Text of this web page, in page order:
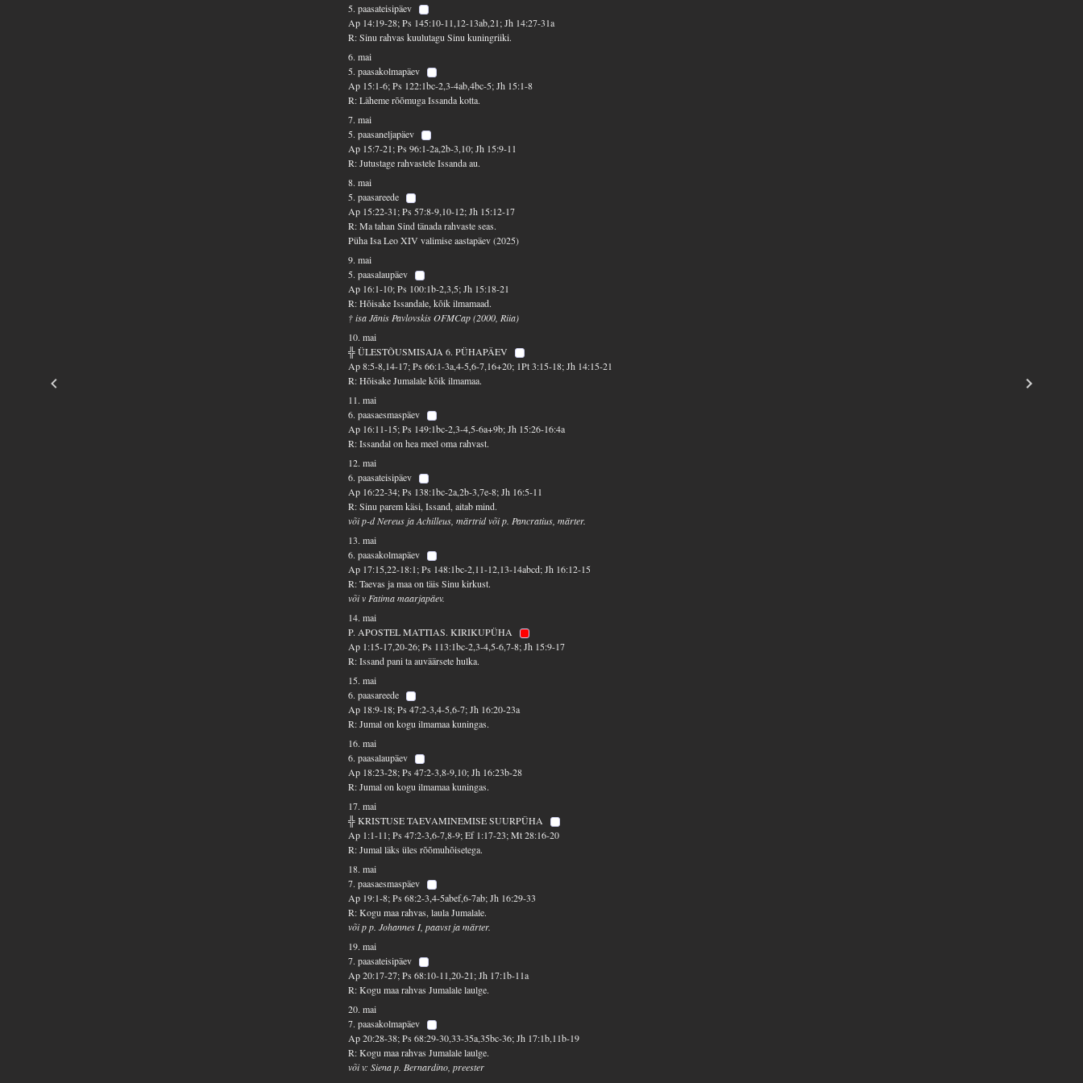
5. paasateisipäev
Ap 14:19-28; Ps 145:10-11,12-13ab,21; Jh 14:27-31a
R: Sinu rahvas kuulutagu Sinu kuningriiki.
6. mai
5. paasakolmapäev
Ap 15:1-6; Ps 122:1bc-2,3-4ab,4bc-5; Jh 15:1-8
R: Läheme rõõmuga Issanda kotta.
7. mai
5. paasaneljapäev
Ap 15:7-21; Ps 96:1-2a,2b-3,10; Jh 15:9-11
R: Jutustage rahvastele Issanda au.
8. mai
5. paasareede
Ap 15:22-31; Ps 57:8-9,10-12; Jh 15:12-17
R: Ma tahan Sind tänada rahvaste seas.
Püha Isa Leo XIV valimise aastapäev (2025)
9. mai
5. paasalaupäev
Ap 16:1-10; Ps 100:1b-2,3,5; Jh 15:18-21
R: Hõisake Issandale, kõik ilmamaad.
† isa Jānis Pavlovskis OFMCap (2000, Riia)
10. mai
╬ ÜLESTÕUSMISAJA 6. PÜHAPÄEV
Ap 8:5-8,14-17; Ps 66:1-3a,4-5,6-7,16+20; 1Pt 3:15-18; Jh 14:15-21
R: Hõisake Jumalale kõik ilmamaa.
11. mai
6. paasaesmaspäev
Ap 16:11-15; Ps 149:1bc-2,3-4,5-6a+9b; Jh 15:26-16:4a
R: Issandal on hea meel oma rahvast.
12. mai
6. paasateisipäev
Ap 16:22-34; Ps 138:1bc-2a,2b-3,7e-8; Jh 16:5-11
R: Sinu parem käsi, Issand, aitab mind.
või p-d Nereus ja Achilleus, märtrid või p. Pancratius, märter.
13. mai
6. paasakolmapäev
Ap 17:15,22-18:1; Ps 148:1bc-2,11-12,13-14abcd; Jh 16:12-15
R: Taevas ja maa on täis Sinu kirkust.
või v Fatima maarjapäev.
14. mai
P. APOSTEL MATTIAS. KIRIKUPÜHA
Ap 1:15-17,20-26; Ps 113:1bc-2,3-4,5-6,7-8; Jh 15:9-17
R: Issand pani ta auväärsete hulka.
15. mai
6. paasareede
Ap 18:9-18; Ps 47:2-3,4-5,6-7; Jh 16:20-23a
R: Jumal on kogu ilmamaa kuningas.
16. mai
6. paasalaupäev
Ap 18:23-28; Ps 47:2-3,8-9,10; Jh 16:23b-28
R: Jumal on kogu ilmamaa kuningas.
17. mai
╬ KRISTUSE TAEVAMINEMISE SUURPÜHA
Ap 1:1-11; Ps 47:2-3,6-7,8-9; Ef 1:17-23; Mt 28:16-20
R: Jumal läks üles rõõmuhõisetega.
18. mai
7. paasaesmaspäev
Ap 19:1-8; Ps 68:2-3,4-5abef,6-7ab; Jh 16:29-33
R: Kogu maa rahvas, laula Jumalale.
või p p. Johannes I, paavst ja märter.
19. mai
7. paasateisipäev
Ap 20:17-27; Ps 68:10-11,20-21; Jh 17:1b-11a
R: Kogu maa rahvas Jumalale laulge.
20. mai
7. paasakolmapäev
Ap 20:28-38; Ps 68:29-30,33-35a,35bc-36; Jh 17:1b,11b-19
R: Kogu maa rahvas Jumalale laulge.
või v: Siena p. Bernardino, preester